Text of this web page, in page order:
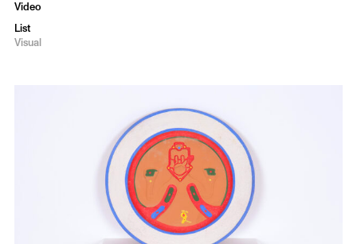
Video
List
Visual